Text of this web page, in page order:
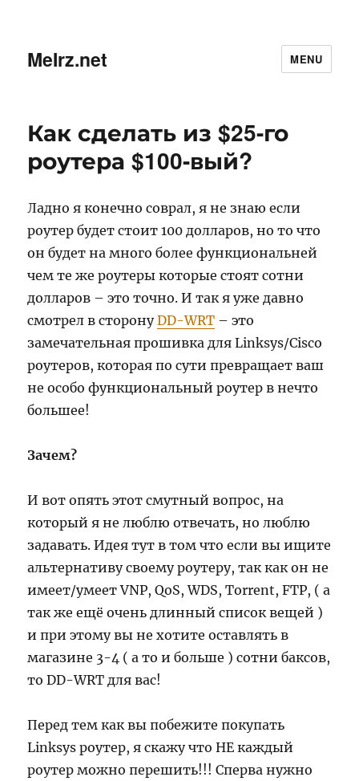
MeIrz.net MENU
Как сделать из $25-го
роутера $100-вый?
Ладно я конечно соврал, я не знаю если
роутер будет стоит 100 долларов, но то что
он будет на много более функциональней
чем те же роутеры которые стоят сотни
долларов – это точно. И так я уже давно
смотрел в сторонуDD-WRT – это
замечательная прошивка для Linksys/Cisco
роутеров, которая по сути превращает ваш
не особо функциональный роутер в нечто
большее!
Зачем?
И вот опять этот смутный вопрос, на
который я не люблю отвечать, но люблю
задавать. Идея тут в том что если вы ищите
альтернативу своему роутеру, так как он не
имеет/умеет VNP, QoS, WDS, Torrent, FTP, ( а
так же ещё очень длинный список вещей )
и при этому вы не хотите оставлять в
магазине 3-4 ( а то и больше ) сотни баксов,
то DD-WRT для вас!
Перед тем как вы побежите покупать
Linksys роутер, я скажу что НЕ каждый
роутер можно перешить!!! Сперва нужно